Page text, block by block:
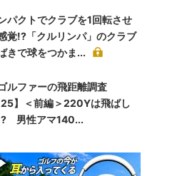
パクトでクラブを1回転させ
覚!?「クルリンパ」のクラブ
きで球をつかま...
ゴルファーの飛距離調査
】＜前編＞220Yは飛ばし
男性アマ140...